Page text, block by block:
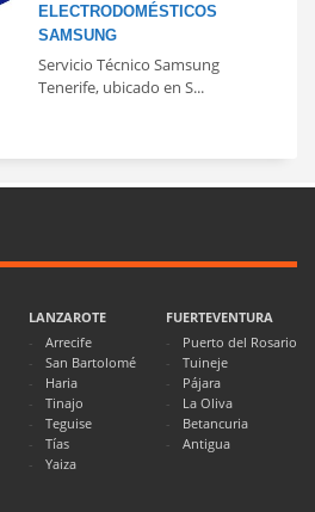
ELECTRODOMÉSTICOS
SAMSUNG
Servicio Técnico Samsung
Tenerife, ubicado en S...
LANZAROTE
Arrecife
San Bartolomé
Haria
Tinajo
Teguise
Tías
Yaiza
FUERTEVENTURA
Puerto del Rosario
Tuineje
Pájara
La Oliva
Betancuria
Antigua